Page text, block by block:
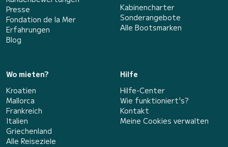
Presse
Fondation de la Mer
Erfahrungen
Blog
Kabinencharter
Sonderangebote
Alle Bootsmarken
Wo mieten?
Kroatien
Mallorca
Frankreich
Italien
Griechenland
Alle Reiseziele
Hilfe
Hilfe-Center
Wie funktioniert's?
Kontakt
Meine Cookies verwalten